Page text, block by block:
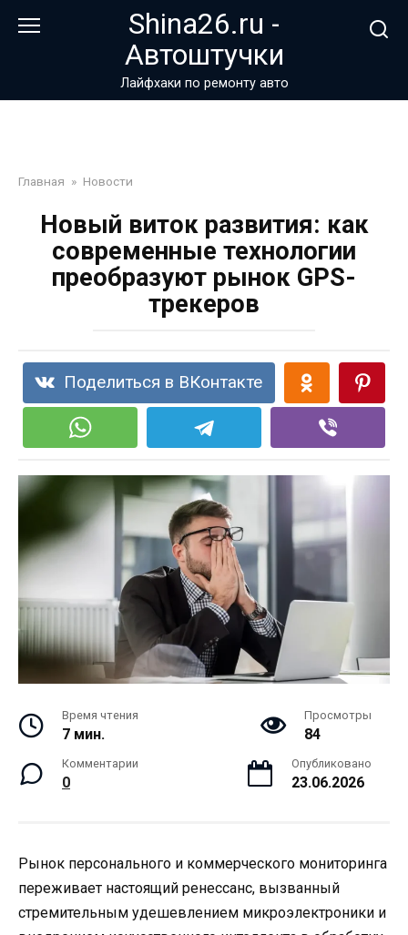
Shina26.ru -
Автоштучки
Лайфхаки по ремонту авто
Главная » Новости
Новый виток развития: как
современные технологии
преобразуют рынок GPS-
трекеров
Поделиться в ВКонтакте
Время чтения
7 мин.
Просмотры
84
Комментарии
0
Опубликовано
23.06.2026
Рынок персонального и коммерческого мониторинга
переживает настоящий ренессанс, вызванный
стремительным удешевлением микроэлектроники и